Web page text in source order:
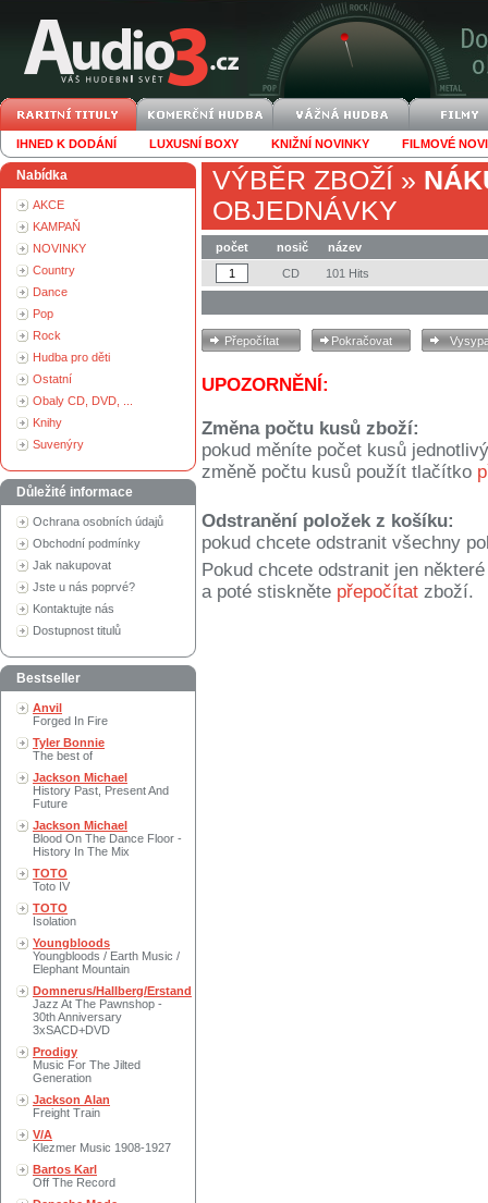
IHNED K DODÁNÍ LUXUSNÍ BOXY KNIŽNÍ NOVINKY FILMOVÉ
Nabídka
AKCE
KAMPAŇ
NOVINKY
Country
Dance
Pop
Rock
Hudba pro děti
Ostatní
Obaly CD, DVD, ...
Knihy
Suvenýry
Důležité informace
Ochrana osobních údajů
Obchodní podmínky
Jak nakupovat
Jste u nás poprvé?
Kontaktujte nás
Dostupnost titulů
Bestseller
Anvil
Forged In Fire
Tyler Bonnie
The best of
Jackson Michael
History Past, Present And
Future
Jackson Michael
Blood On The Dance Floor -
History In The Mix
TOTO
Toto IV
TOTO
Isolation
Youngbloods
Youngbloods / Earth Music /
Elephant Mountain
Domnerus/Hallberg/Erstand
Jazz At The Pawnshop -
30th Anniversary
3xSACD+DVD
Prodigy
Music For The Jilted
Generation
Jackson Alan
Freight Train
V/A
Klezmer Music 1908-1927
Bartos Karl
Off The Record
VÝBĚR ZBOŽÍ »
OBJEDNÁVKY
počet nosič
název
CD
101 Hits
UPOZORNĚNÍ:
Změna počtu kusů zboží:
pokud měníte počet kusů
změně počtu kusů použít tlačítko
Odstranění položek z košíku:
pokud chcete odstranit všechny
Pokud chcete odstranit jen
a poté stiskněte přepočítat zboží.